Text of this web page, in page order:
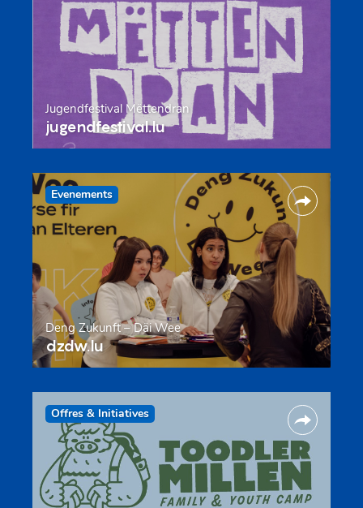
Jugendfestival Mëttendran
jugendfestival.lu
Evenements
Deng Zukunft – Däi Wee
dzdw.lu
Offres & Initiatives